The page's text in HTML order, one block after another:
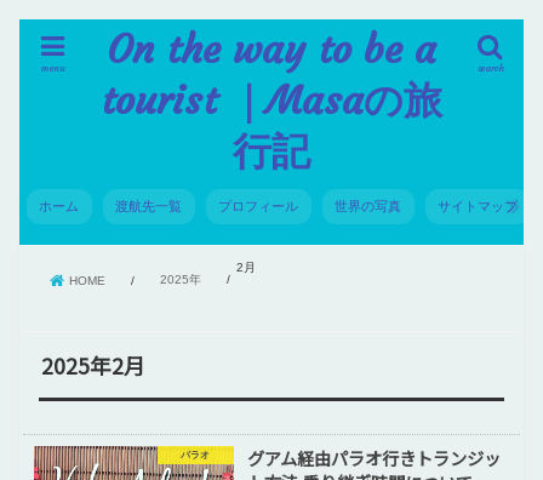
On the way to be a
tourist ｜Masaの旅
行記
search
menu
ホーム 渡航先一覧 プロフィール 世界の写真 サイトマップ
HOME 2025年
2月
2025年2月
パラオ
グアム経由パラオ行きトランジッ